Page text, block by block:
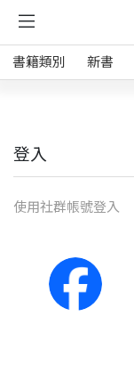
書籍類別 新書
登入
使⽤社群帳號登入